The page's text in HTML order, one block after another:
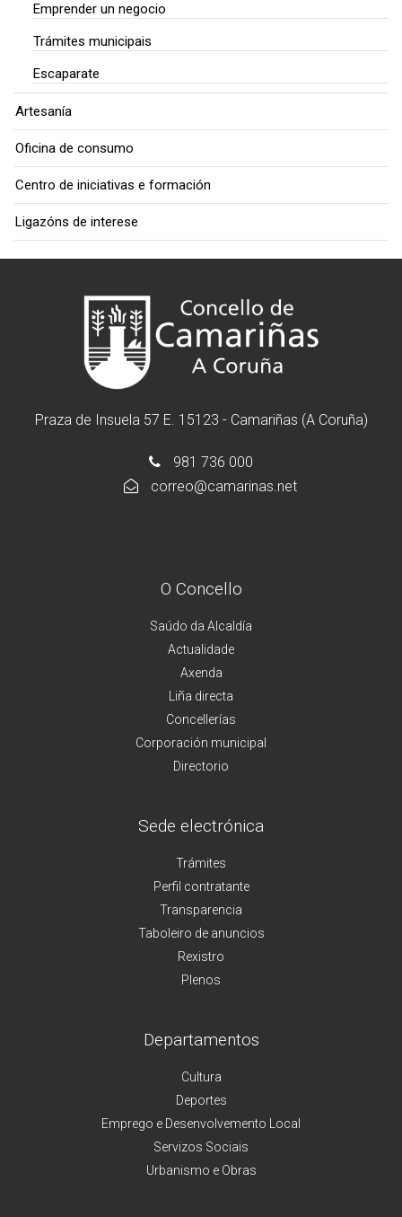
Emprender un negocio
Trámites municipais
Escaparate
Artesanía
Oficina de consumo
Centro de iniciativas e formación
Ligazóns de interese
Praza de Insuela 57 E. 15123 - Camariñas (A Coruña)
981 736 000
correo@camarinas.net
O Concello
Saúdo da Alcaldía
Actualidade
Axenda
Liña directa
Concellerías
Corporación municipal
Directorio
Sede electrónica
Trámites
Perfil contratante
Transparencia
Taboleiro de anuncios
Rexistro
Plenos
Departamentos
Cultura
Deportes
Emprego e Desenvolvemento Local
Servizos Sociais
Urbanismo e Obras